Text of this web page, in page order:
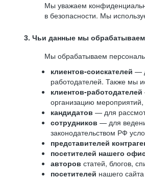
Мы уважаем
в безопасности. Мы
3. Чьи данные мы обрабатываем
Мы обрабатываем
клиентов-соискателей —
работодателей. Также мы
клиентов-работодателей
организацию
кандидатов — для
сотрудников — для
законодательством РФ
представителей
посетителей нашего
авторов статей, блогов,
посетителей нашего